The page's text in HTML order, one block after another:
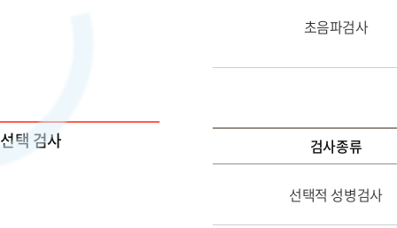
초음파검사
선택 검사 검사종류
선택적 성병검사